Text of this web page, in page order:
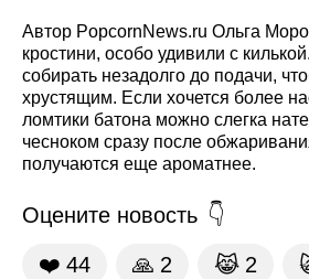
Автор PopcornNews.ru Ольга
кростини, особо удивили с
собирать незадолго до подачи,
хрустящим. Если хочется более
ломтики батона можно слегка
чесноком сразу после
получаются еще ароматнее.
Оцените новость
❤️ 44 🙏 2 😹 2